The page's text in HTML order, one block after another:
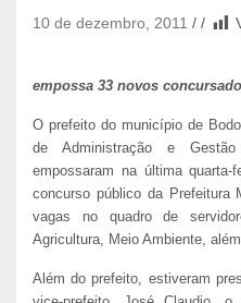
10 de dezembro, 2011
empossa 33 novos
O prefeito do município de
de Administração e
empossaram na última
concurso público da Prefeitura
vagas no quadro de
Agricultura, Meio Ambiente,
Além do prefeito, estiveram